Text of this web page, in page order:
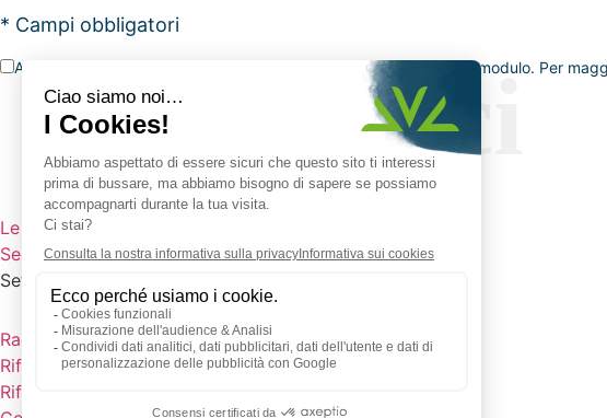
* Campi obbligatori
Accetto che Vauché raccolga i miei dati personali tramite questo modulo. Per
Le nostre macchine
Seconda mano
Settori di intervento
Raccolte selettive
Rifiuti domestici
Rifiuti industriali